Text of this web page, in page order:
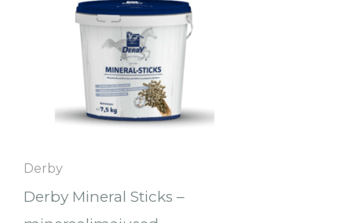
Derby
Derby Mineral Sticks –